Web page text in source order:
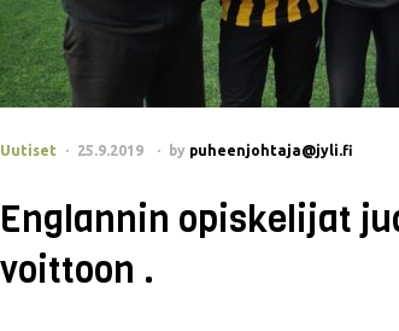
Uutiset 25.9.2019 by puheenjohtaja@jyli.fi
Englannin opiskelijat
voittoon .